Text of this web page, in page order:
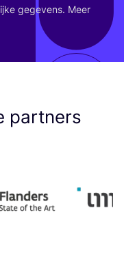
gege­vens. Meer
partners